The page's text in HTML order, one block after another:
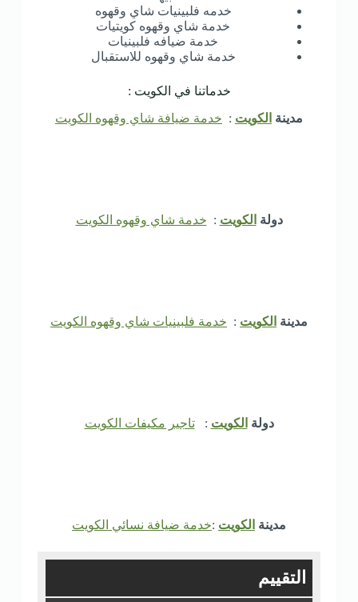
خدمه فلبينيات شاي وقهوه
خدمة شاي وقهوه كويتيات
خدمة ضيافه فلبينيات
خدمة شاي وقهوه للاستقبال
خدماتنا في الكويت :
مدينة الكويت : خدمة ضيافة شاي وقهوه الكويت
دولة الكويت : خدمة شاي وقهوه الكويت
مدينة الكويت : خدمة فلبينيات شاي وقهوه الكويت
دولة الكويت :تاجير مكيفات الكويت
مدينة الكويت :خدمة ضيافة نسائي الكويت
التقييم